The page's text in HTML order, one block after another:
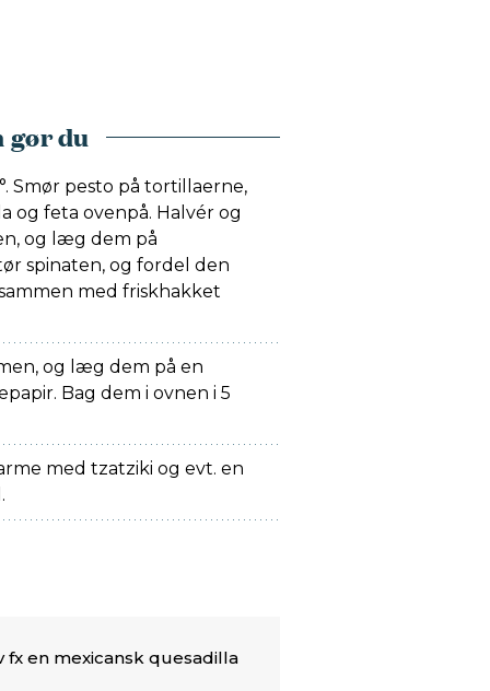
gør du
Smør pesto på tortillaerne,
og feta ovenpå. Halvér og
og læg dem på
spinaten, og fordel den
med friskhakket
og læg dem på en
Bag dem i ovnen i 5
med tzatziki og evt. en
en mexicansk quesadilla